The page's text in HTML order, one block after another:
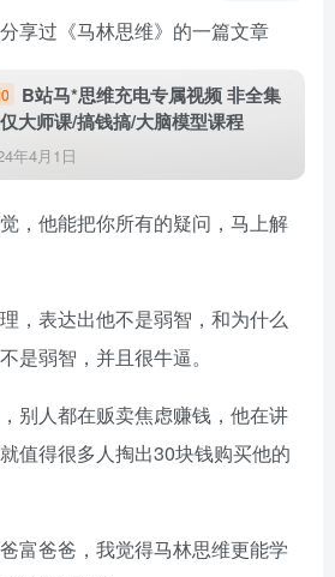
享过《马林思维》的一篇文章
B站马*思维充电专属视频 非全集
大师课/搞钱搞/大脑模型课程
年4月1日
，他能把你所有的疑问，马上解
，表达出他不是弱智，和为什么
是弱智，并且很牛逼。
别人都在贩卖焦虑赚钱，他在讲
值得很多人掏出30块钱购买他的
富爸爸，我觉得马林思维更能学